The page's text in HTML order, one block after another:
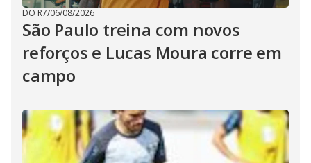
DO R7/06/08/2026
São Paulo treina com novos
reforços e Lucas Moura corre em
campo